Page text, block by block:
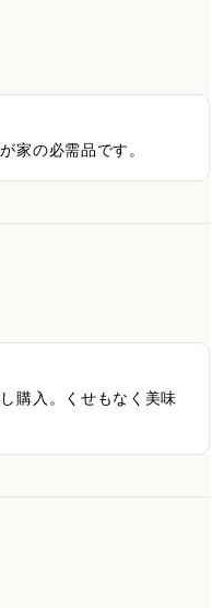
家の必需品です。
購入。くせもなく美味